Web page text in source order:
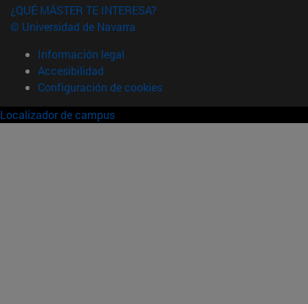
¿QUÉ MÁSTER TE INTERESA?
© Universidad de Navarra
Información legal
Accesibilidad
Configuración de cookies
Localizador de campus